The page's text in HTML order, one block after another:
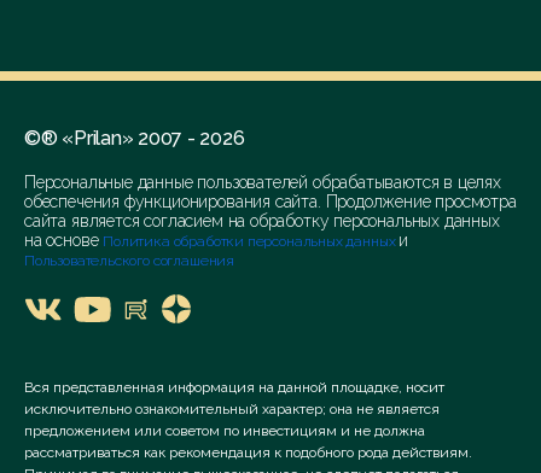
©® «Prilan» 2007 - 2026
Персональные данные пользователей обрабатываются в целях
обеспечения функционирования сайта. Продолжение просмотра
сайта является согласием на обработку персональных данных
на основе Политика обработки персональных данных и
Пользовательского соглашения
Вся представленная информация на данной площадке, носит
исключительно ознакомительный характер; она не является
предложением или советом по инвестициям и не должна
рассматриваться как рекомендация к подобного рода действиям.